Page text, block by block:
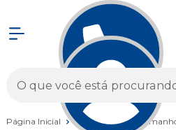
Página Inicial Acessórios